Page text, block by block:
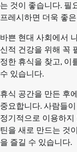
는 것이 좋습니다. 필
프레시하면 더욱 좋
바쁜 현대 사회에서
신적 건강을 위해 꼭
정한 휴식을 찾고, 이
수 있습니다.
휴식 공간을 만든 후
중요합니다. 사람들
정기적으로 이용하
틴을 새로 만드는 것
을 즐길 수 있습니다.